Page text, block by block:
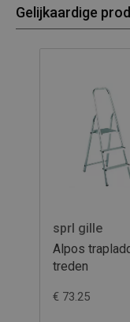
Gelijkaardige
sprl gille
Alpos
treden
€ 73.25